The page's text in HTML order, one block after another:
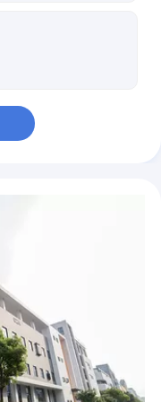
নমুনা এইচপি র‌্যাপিড টেস্ট সিই অনুমোদিত
পদ্ধতি) CE নিবন্ধিত
করা ফ্লুরোসেন্স ইমিউনোক্রোমাটোগ্রাফিক অ্যাস